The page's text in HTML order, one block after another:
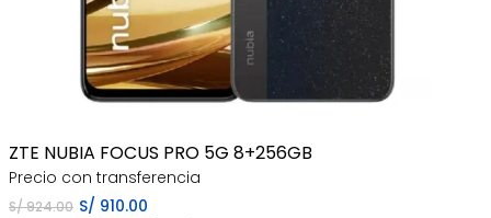
ZTE NUBIA FOCUS PRO 5G 8+256GB
Precio con transferencia
S/924.00 El
S/ 910.00